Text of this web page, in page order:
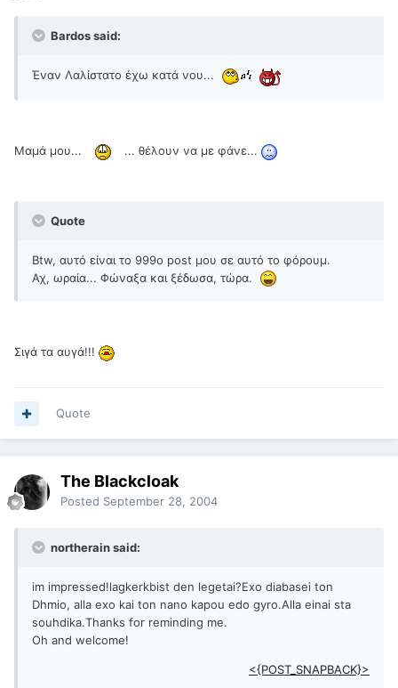
Bardos said:
Έναν Λαλίστατο έχω κατά νου...
Μαμά μου... ... θέλουν να με φάνε...
Quote
Btw, αυτό είναι το 999ο post μου σε αυτό το φόρουμ.
Αχ, ωραία... Φώναξα και ξέδωσα, τώρα.
Σιγά τα αυγά!!!
Quote
The Blackcloak
Posted September 28, 2004
northerain said:
im impressed!lagkerkbist den legetai?Exo diabasei ton
Dhmio, alla exo kai ton nano kapou edo gyro.Alla einai sta
souhdika.Thanks for reminding me.
Oh and welcome!
<{POST_SNAPBACK}>